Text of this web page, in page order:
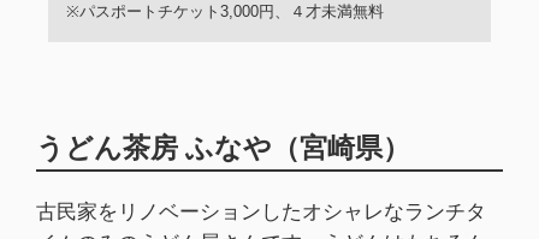
※パスポートチケット3,000円、４才未満無料
うどん茶房 ふなや（宮崎県）
古民家をリノベーションしたオシャレなランチタ